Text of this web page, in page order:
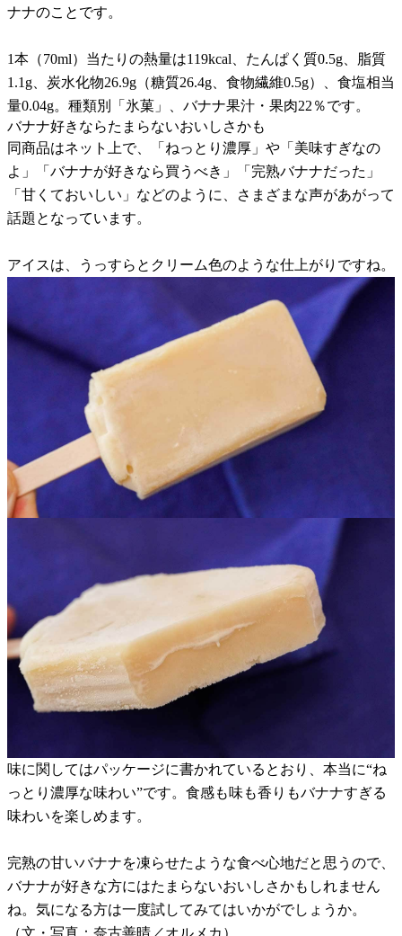
ナナのことです。
1本（70ml）当たりの熱量は119kcal、たんぱく質0.5g、脂質
1.1g、炭水化物26.9g（糖質26.4g、食物繊維0.5g）、食塩相当
量0.04g。種類別「氷菓」、バナナ果汁・果肉22％です。
バナナ好きならたまらないおいしさかも
同商品はネット上で、「ねっとり濃厚」や「美味すぎなの
よ」「バナナが好きなら買うべき」「完熟バナナだった」
「甘くておいしい」などのように、さまざまな声があがって
話題となっています。
アイスは、うっすらとクリーム色のような仕上がりですね。
味に関してはパッケージに書かれているとおり、本当に“ね
っとり濃厚な味わい”です。食感も味も香りもバナナすぎる
味わいを楽しめます。
完熟の甘いバナナを凍らせたような食べ心地だと思うので、
バナナが好きな方にはたまらないおいしさかもしれません
ね。気になる方は一度試してみてはいかがでしょうか。
（文・写真：奈古善晴／オルメカ）